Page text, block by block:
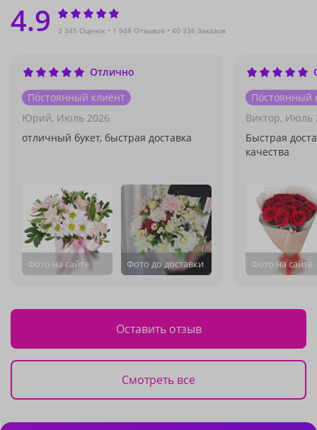
4.9 2 345 Оценок 1 948 Отзывов 40 336 Заказов
Отлично
Постоянный клиент
Юрий, Июль 2026
отличный букет, быстрая доставка
Фото на сайте Фото до доставки
Постоянный
Виктор, Июль
Быстрая
качества
Фото на сайте
Оставить отзыв
Смотреть все